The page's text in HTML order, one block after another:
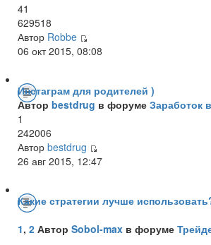
41
629518
Автор Robbe
06 окт 2015, 08:08
Инстаграм для родителей )
Автор bestdrug в форуме Заработок
1
242006
Автор bestdrug
26 авг 2015, 12:47
Какие стратегии лучше
1, 2 Автор Sobol-max в форуме